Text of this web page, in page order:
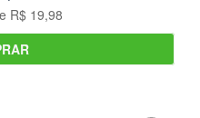
R$ 19,98